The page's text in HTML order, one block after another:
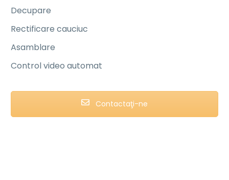
Decupare
Rectificare cauciuc
Asamblare
Control video automat
Contactaţi-ne